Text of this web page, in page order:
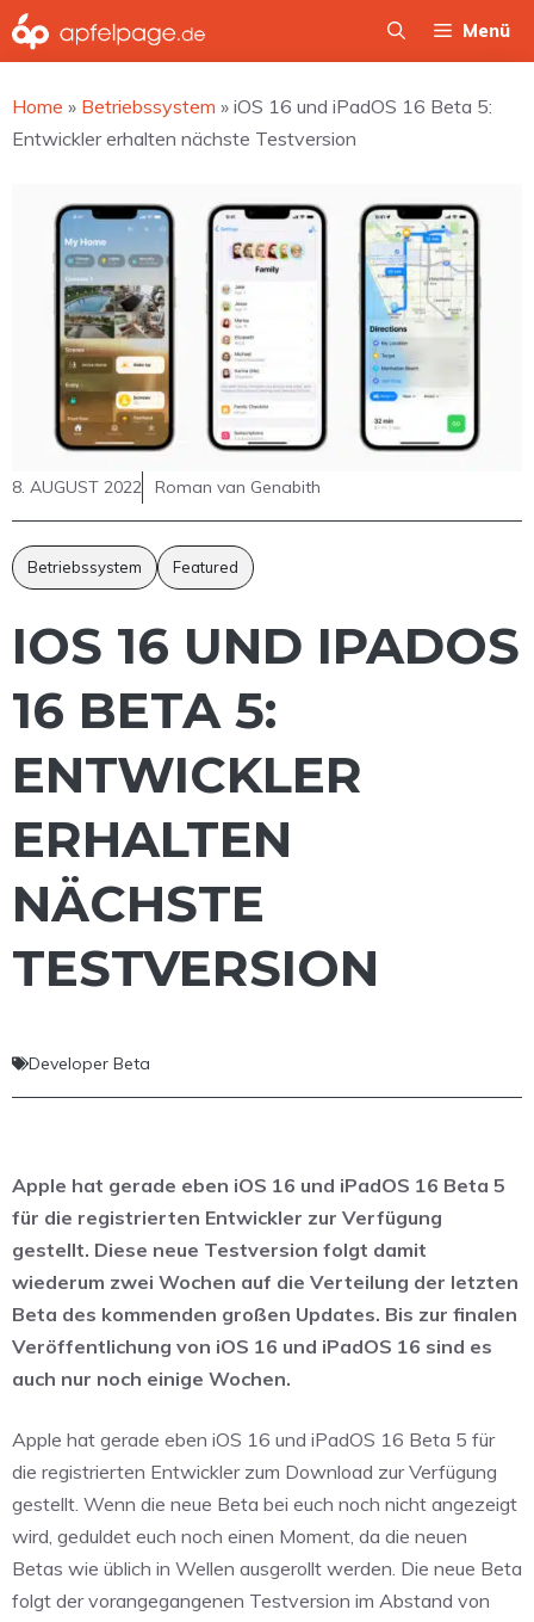
Zum
Inhalt
Menü
Home » Betriebssystem » iOS 16 und iPadOS 16 Beta 5:
Entwickler erhalten nächste Testversion
8. AUGUST 2022 Roman van Genabith
Betriebssystem Featured
IOS 16 UND IPADOS
16 BETA 5:
ENTWICKLER
ERHALTEN
NÄCHSTE
TESTVERSION
Developer Beta
Apple hat gerade eben iOS 16 und iPadOS 16 Beta 5
für die registrierten Entwickler zur Verfügung
gestellt. Diese neue Testversion folgt damit
wiederum zwei Wochen auf die Verteilung der letzten
Beta des kommenden großen Updates. Bis zur finalen
Veröffentlichung von iOS 16 und iPadOS 16 sind es
auch nur noch einige Wochen.
Apple hat gerade eben iOS 16 und iPadOS 16 Beta 5 für
die registrierten Entwickler zum Download zur Verfügung
gestellt. Wenn die neue Beta bei euch noch nicht angezeigt
wird, geduldet euch noch einen Moment, da die neuen
Betas wie üblich in Wellen ausgerollt werden. Die neue Beta
folgt der vorangegangenen Testversion im Abstand von